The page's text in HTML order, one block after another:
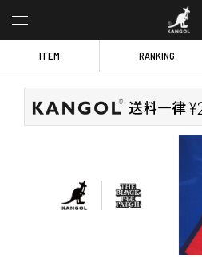
ITEM RANKING